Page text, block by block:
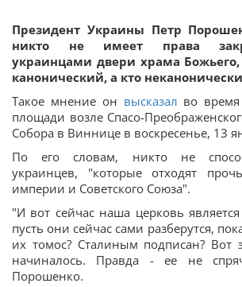
Президент Украины Петр
никто не имеет права
украинцами двери храма Божьего,
канонический, а кто
Такое мнение он высказал во
площади возле Спасо-
Собора в Виннице в воскресенье, 13
По его словам, никто не
украинцев, "которые отходят
империи и Советского Союза".
"И вот сейчас наша церковь
пусть они сейчас сами разберутся,
их томос? Сталиным подписан? Вот
начиналось. Правда - ее не
Порошенко.